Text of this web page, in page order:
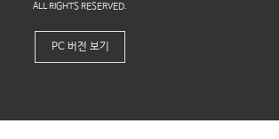
ALL RIGHTS RESERVED.
PC 버전 보기